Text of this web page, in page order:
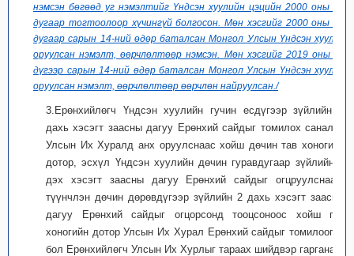
нэмсэн бөгөөд уг нэмэлтийг Үндсэн хуулийн цэцийн 2000 оны 02
дугаар тогтоолоор хүчингүй болгосон. Мөн хэсгийг 2000 оны 12
дугаар сарын 14-ний өдөр баталсан Монгол Улсын Үндсэн хуульд
оруулсан нэмэлт, өөрчлөлтөөр нэмсэн. Мөн хэсгийг 2019 оны 11
дүгээр сарын 14-ний өдөр баталсан Монгол Улсын Үндсэн хуульд
оруулсан нэмэлт, өөрчлөлтөөр өөрчлөн найруулсан./
3.Ерөнхийлөгч Үндсэн хуулийн гучин есдүгээр зүйлийн 2
дахь хэсэгт заасны дагуу Ерөнхий сайдыг томилох саналыг
Улсын Их Хуралд анх оруулснаас хойш дөчин тав хоногийн
дотор, эсхүл Үндсэн хуулийн дөчин гуравдугаар зүйлийн 1
дэх хэсэгт заасны дагуу Ерөнхий сайдыг огцруулснаас,
түүнчлэн дөчин дөрөвдүгээр зүйлийн 2 дахь хэсэгт заасны
дагуу Ерөнхий сайдыг огцорсонд тооцсоноос хойш гуч
хоногийн дотор Улсын Их Хурал Ерөнхий сайдыг томилоогүй
бол Ерөнхийлөгч Улсын Их Хурлыг тараах шийдвэр гаргана.